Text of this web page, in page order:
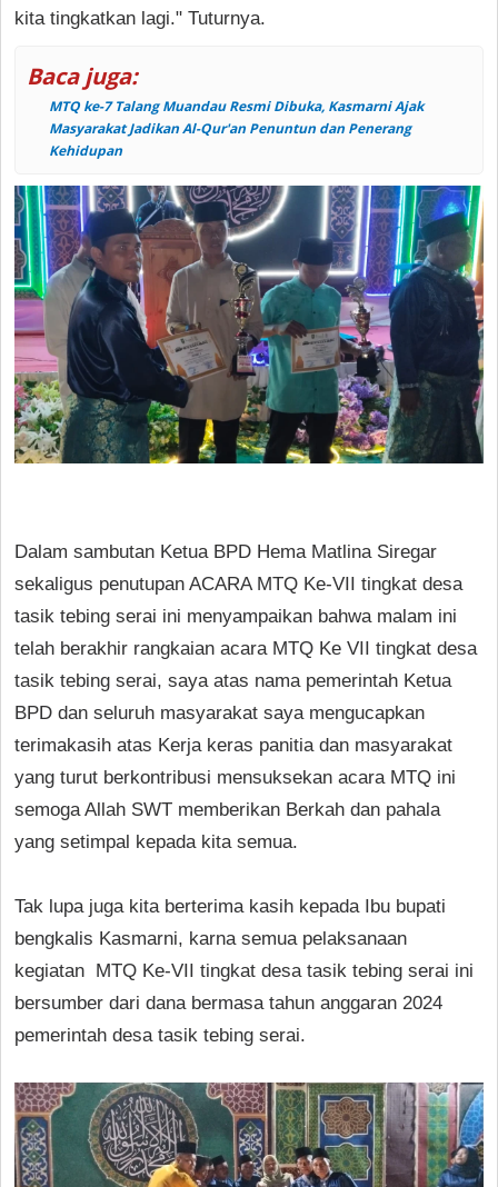
kita tingkatkan lagi." Tuturnya.
Baca juga:
MTQ ke-7 Talang Muandau Resmi Dibuka, Kasmarni Ajak
Masyarakat Jadikan Al-Qur'an Penuntun dan Penerang
Kehidupan
Dalam sambutan Ketua BPD Hema Matlina Siregar
sekaligus penutupan ACARA MTQ Ke-VII tingkat desa
tasik tebing serai ini menyampaikan bahwa malam ini
telah berakhir rangkaian acara MTQ Ke VII tingkat desa
tasik tebing serai, saya atas nama pemerintah Ketua
BPD dan seluruh masyarakat saya mengucapkan
terimakasih atas Kerja keras panitia dan masyarakat
yang turut berkontribusi mensuksekan acara MTQ ini
semoga Allah SWT memberikan Berkah dan pahala
yang setimpal kepada kita semua.
Tak lupa juga kita berterima kasih kepada Ibu bupati
bengkalis Kasmarni, karna semua pelaksanaan
kegiatan MTQ Ke-VII tingkat desa tasik tebing serai ini
bersumber dari dana bermasa tahun anggaran 2024
pemerintah desa tasik tebing serai.